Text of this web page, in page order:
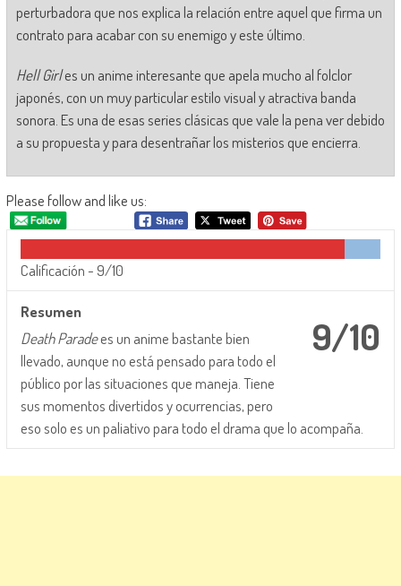
perturbadora que nos explica la relación entre aquel que firma un
contrato para acabar con su enemigo y este último.
Hell Girles un anime interesante que apela mucho al folclor
japonés, con un muy particular estilo visual y atractiva banda
sonora. Es una de esas series clásicas que vale la pena ver debido
a su propuesta y para desentrañar los misterios que encierra.
Please follow and like us:
Calificación - 9/10
9/10
Resumen
Death Paradees un anime bastante bien
llevado, aunque no está pensado para todo el
público por las situaciones que maneja. Tiene
sus momentos divertidos y ocurrencias, pero
eso solo es un paliativo para todo el drama que lo acompaña.